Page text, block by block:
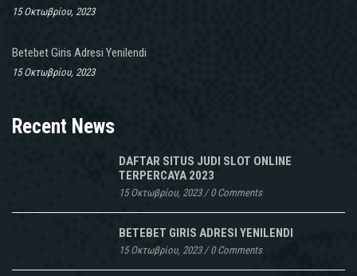
15 Οκτωβρίου, 2023
Betebet Giris Adresi Yenilendi
15 Οκτωβρίου, 2023
Recent News
DAFTAR SITUS JUDI SLOT ONLINE
TERPERCAYA 2023
15 Οκτωβρίου, 2023/0 Comments
BETEBET GIRIS ADRESI YENILENDI
15 Οκτωβρίου, 2023/0 Comments